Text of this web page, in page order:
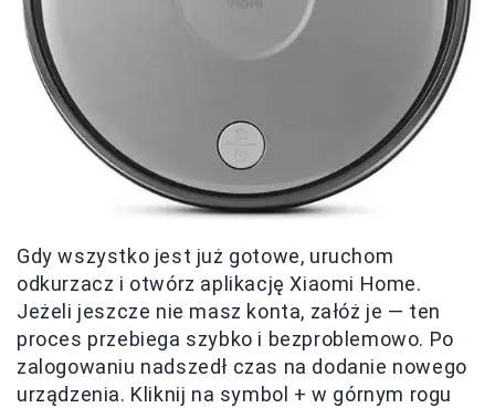
Gdy wszystko jest już gotowe, uruchom
odkurzacz i otwórz aplikację Xiaomi Home.
Jeżeli jeszcze nie masz konta, załóż je — ten
proces przebiega szybko i bezproblemowo. Po
zalogowaniu nadszedł czas na dodanie nowego
urządzenia. Kliknij na symbol + w górnym rogu